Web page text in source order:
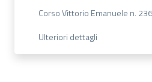
Corso Vittorio Emanuele n.
Ulteriori dettagli